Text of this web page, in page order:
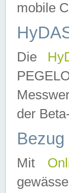
mobile
Die
der
Mit